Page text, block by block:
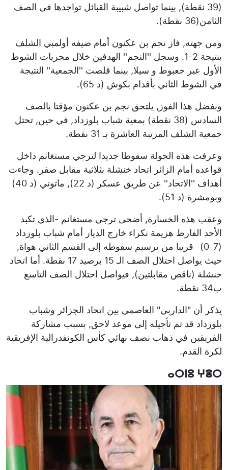
(39 نقطة), بينما تواصل شبيبة القبائل تواجدها في الصف
الثامن(36 نقطة).
ومن جهته, فاز نجم بن عكنون أمام ضيفه أولمبي الشلف
بنتيجة 2-1. وسجل ''النجم'' الهدفين خلال مجريات الشوط
الأول عبر جعبوط و سيلا, بينما قلصت ''الجمعية'' النتيجة
في الشوط الثاني بأقدام بكوش (د 65).
وبفضل هذا الفوز, يلتحق نجم بن عكنون مؤقتا بالصف
السادس (38 نقطة) بمعية شباب بلوزداد, في حين, تحتل
جمعية الشلف المرتبة العاشرة بـ 31 نقطة.
وعرفت هذه الجولة سقوطا جديدا لترجي مستغانم داخل
قواعده أمام الزائر اتحاد خنشلة بثلاثية مقابل صفر. وجاءت
أهداف ''الاتحاد'' عن طريق عسكر (د 22), ماتوتي (د 40)
وبومشرة (د 51).
وعقب هذه الخسارة, أضحى ترجي مستغانم -الذي تكبد
الأحد الفارط هزيمة نكراء خارج الديار أمام شباب بلوزداد
(7-0)- قريبا من ترسيم سقوطه إلى القسم الثاني هواة,
حيث يواصل احتلال الصف الـ 15 برصيد 17 نقطة. أما اتحاد
خنشلة (ناقص مقابلتين), فيواصل احتلال الصف التاسع
ب34 نقطة.
يذكر أن "الداربي" العاصمي بين اتحاد الجزائر وشباب
بلوزداد قد تم تأجيله إلى موعد لاحق, بسبب مشاركة
الفريقين في ذهاب نصف نهائي كأس الكونفدرالية الإفريقية
لكرة القدم.
ⴰⵔⵏⵓ ⵖⴻⵔ